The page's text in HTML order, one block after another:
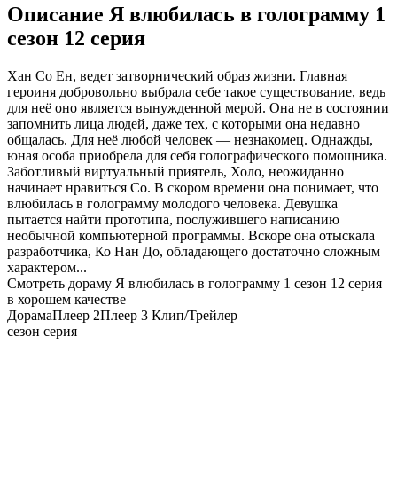
Описание Я влюбилась в голограмму 1
сезон 12 серия
Хан Со Ен, ведет затворнический образ жизни. Главная
героиня добровольно выбрала себе такое существование, ведь
для неё оно является вынужденной мерой. Она не в состоянии
запомнить лица людей, даже тех, с которыми она недавно
общалась. Для неё любой человек — незнакомец. Однажды,
юная особа приобрела для себя голографического помощника.
Заботливый виртуальный приятель, Холо, неожиданно
начинает нравиться Со. В скором времени она понимает, что
влюбилась в голограмму молодого человека. Девушка
пытается найти прототипа, послужившего написанию
необычной компьютерной программы. Вскоре она отыскала
разработчика, Ко Нан До, обладающего достаточно сложным
характером...
Смотреть дораму Я влюбилась в голограмму 1 сезон 12 серия
в хорошем качестве
ДорамаПлеер 2Плеер 3 Клип/Трейлер
сезон серия